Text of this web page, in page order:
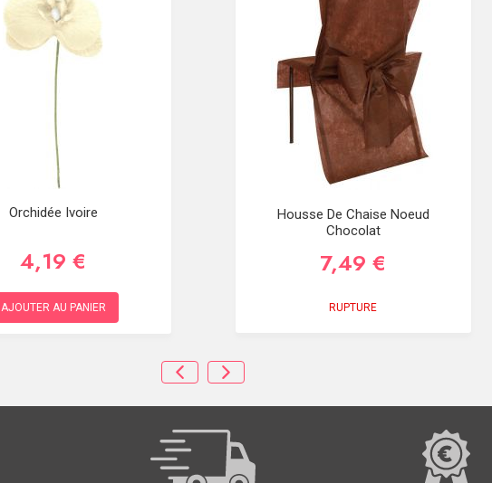
Orchidée Ivoire
4,19 €
AJOUTER AU PANIER
Housse De Chaise Noeud
Chocolat
7,49 €
RUPTURE